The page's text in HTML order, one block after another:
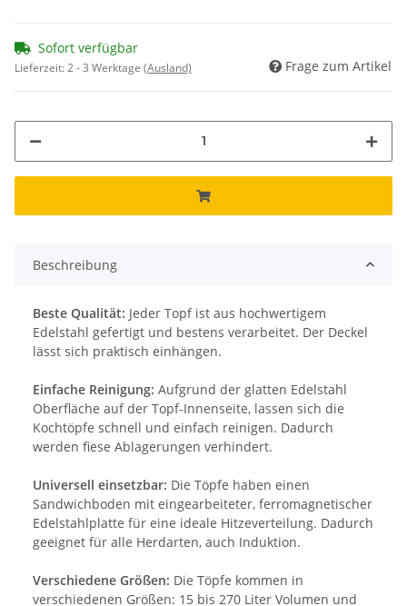
Sofort verfügbar
Lieferzeit:2 - 3 Werktage (Ausland) Frage zum Artikel
Beschreibung
Beste Qualität: Jeder Topf ist aus hochwertigem
Edelstahl gefertigt und bestens verarbeitet. Der Deckel
lässt sich praktisch einhängen.
Einfache Reinigung: Aufgrund der glatten Edelstahl
Oberfläche auf der Topf-Innenseite, lassen sich die
Kochtöpfe schnell und einfach reinigen. Dadurch
werden fiese Ablagerungen verhindert.
Universell einsetzbar: Die Töpfe haben einen
Sandwichboden mit eingearbeiteter, ferromagnetischer
Edelstahlplatte für eine ideale Hitzeverteilung. Dadurch
geeignet für alle Herdarten, auch Induktion.
Verschiedene Größen: Die Töpfe kommen in
verschiedenen Größen: 15 bis 270 Liter Volumen und